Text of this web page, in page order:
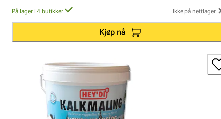
På lager i 4 butikker Ikke på nettlager
Kjøp nå